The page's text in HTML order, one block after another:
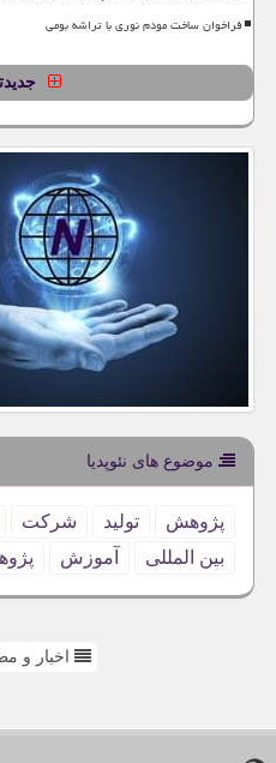
فراخوان ساخت مودم نوری با تراشه بومی
موضوع های نئوپدیا
پژوهش تولید شركت
بین المللی
آموزش
اخبار و